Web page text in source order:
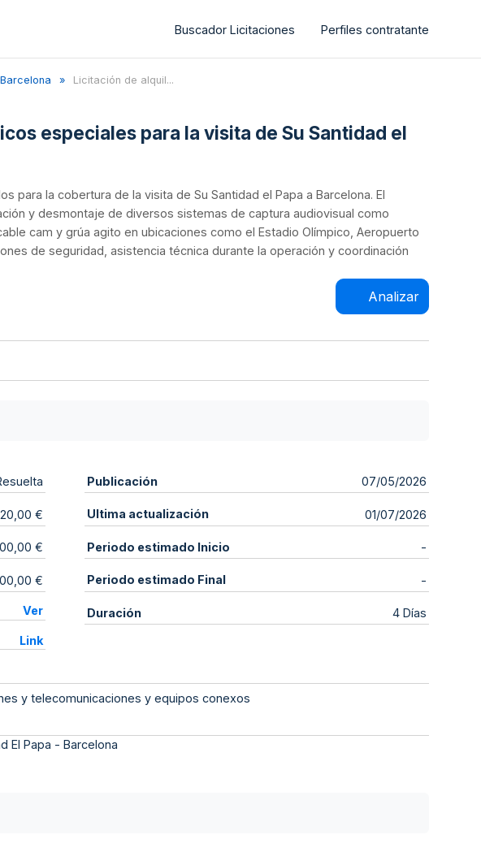
Buscador Licitaciones Perfiles contratante
Barcelona Licitación de alquil...
especiales para la visita de Su Santidad el
para la cobertura de la visita de Su Santidad el Papa a Barcelona. El
y desmontaje de diversos sistemas de captura audiovisual como
cam y grúa agito en ubicaciones como el Estadio Olímpico, Aeropuerto
de seguridad, asistencia técnica durante la operación y coordinación
Analizar
€
€
€
Ver
Link
Publicación 07/05/2026
Ultima actualización 01/07/2026
Periodo estimado Inicio -
Periodo estimado Final -
Duración 4 Días
y telecomunicaciones y equipos conexos
El Papa - Barcelona